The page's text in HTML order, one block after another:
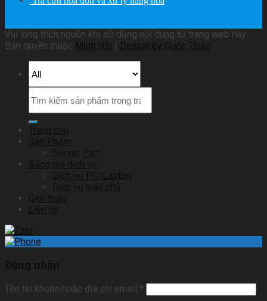
Vui lòng trích nguồn khi sử dụng nội dung từ trang web này.
Bản quyền thuộc Minh Hải | Design by Quốc Thiên
Trang chủ
Sản Phẩm
Server Part
Bảng giá dịch vụ
Dịch vụ PC/Laptop
Dịch vụ máy chủ
Giới thiệu
Liên hệ
Tên tài khoản hoặc địa chỉ email *